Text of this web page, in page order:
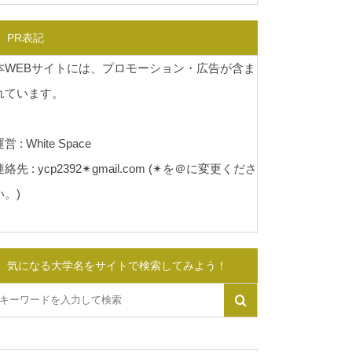
PR表記
WEBサイトには、プロモーション・広告が含ま
ています。
営 : White Space
絡先 : ycp2392✴︎gmail.com (✴︎を＠に変更くださ
。)
気になる大学名をサイトで検索してみよう！